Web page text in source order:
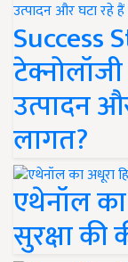
Success
उत्पादन
लागत?
एथेनॉल
सुरक्षा की